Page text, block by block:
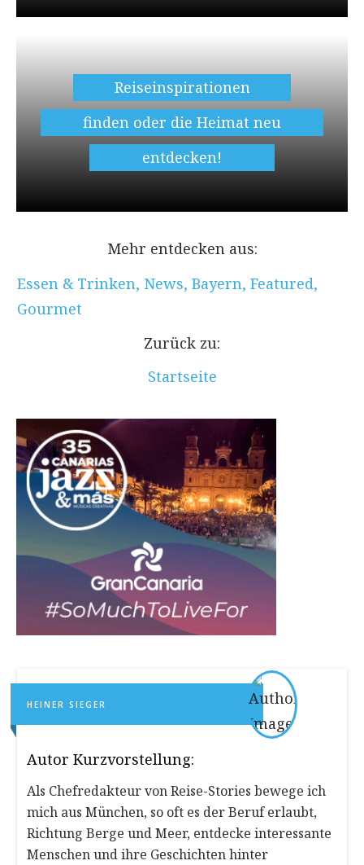
Reiseinspirationen
finden oder die Heimat neu
entdecken!
Mehr entdecken aus:
Essen & Trinken, News, Bayern, Featured,
Gourmet
Zurück zu:
Startseite
HEINER SIEGER
Autor Kurzvorstellung:
Als Chefredakteur von Reise-Stories bewege ich
mich aus München, so oft es der Beruf erlaubt,
Richtung Berge und Meer, entdecke interessante
Menschen und ihre Geschichten hinter